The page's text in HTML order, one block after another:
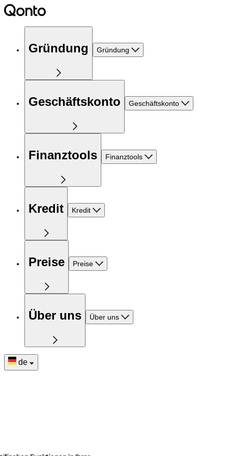
Gründung Gründung
Geschäftskonto Geschäftskonto
Finanztools Finanztools
Kredit Kredit
Preise Preise
Über uns Über uns
de